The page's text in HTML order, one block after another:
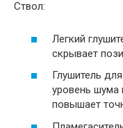
Ствол:
Легкий
скрывает
Глушитель
уровень шума
повышает